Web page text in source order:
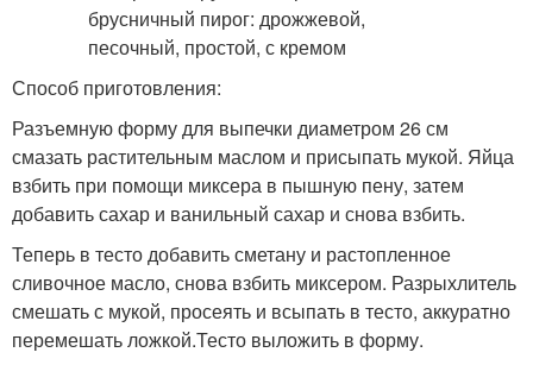
Способ приготовления:
Разъемную форму для выпечки диаметром 26 см
смазать растительным маслом и присыпать мукой. Яйца
взбить при помощи миксера в пышную пену, затем
добавить сахар и ванильный сахар и снова взбить.
Теперь в тесто добавить сметану и растопленное
сливочное масло, снова взбить миксером. Разрыхлитель
смешать с мукой, просеять и всыпать в тесто, аккуратно
перемешать ложкой.Тесто выложить в форму.